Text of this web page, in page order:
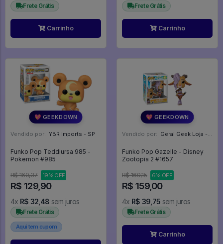
Frete Grátis
Carrinho
Frete Grátis
Carrinho
💖 GEEKDOWN
Vendido por: YBR Imports - SP
Funko Pop Teddiursa 985 -
Pokemon #985
R$ 160,37 19% OFF
R$ 129,90
4x R$ 32,48 sem juros
Frete Grátis
Aqui tem cupom
💖 GEEKDOWN
Vendido por: Geral Geek Loja - SP
Funko Pop Gazelle - Disney
Zootopia 2 #1657
R$ 169,15 6% OFF
R$ 159,00
4x R$ 39,75 sem juros
Frete Grátis
Carrinho